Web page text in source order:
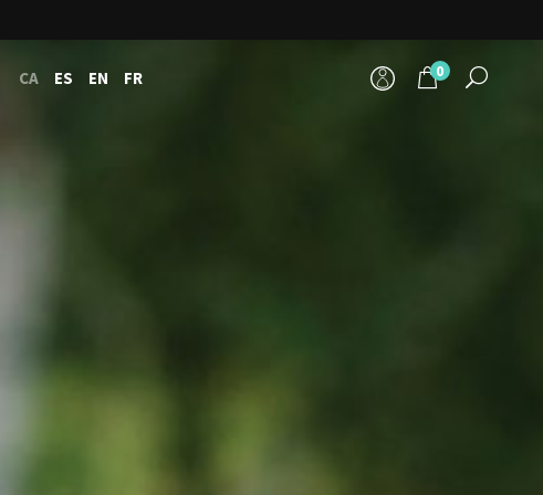
CA ES EN FR 0